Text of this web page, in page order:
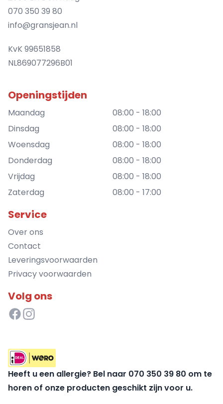
070 350 39 80
info@gransjean.nl
KvK 99651858
NL869077296B01
Openingstijden
Maandag
08:00 - 18:00
Dinsdag
08:00 - 18:00
Woensdag
08:00 - 18:00
Donderdag
08:00 - 18:00
Vrijdag
08:00 - 18:00
Zaterdag
08:00 - 17:00
Service
Over ons
Contact
Leveringsvoorwaarden
Privacy voorwaarden
Volg ons
Heeft u een allergie? Bel naar 070 350 39 80 om te
horen of onze producten geschikt zijn voor u.